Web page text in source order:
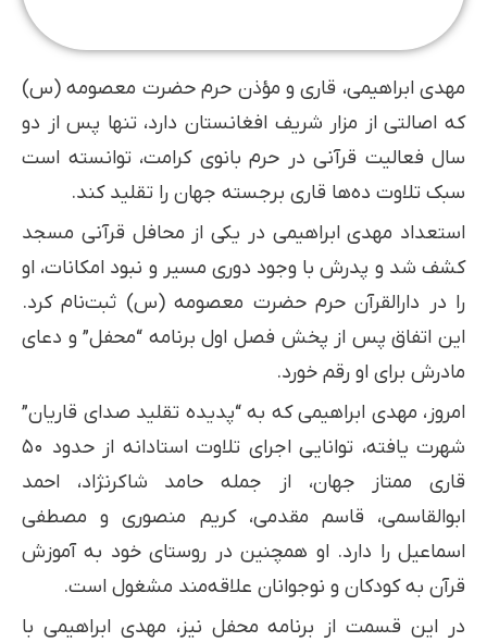
مهدی ابراهیمی، قاری و مؤذن حرم حضرت معصومه (س)
که اصالتی از مزار شریف افغانستان دارد، تنها پس از دو
سال فعالیت قرآنی در حرم بانوی کرامت، توانسته است
سبک تلاوت ده‌ها قاری برجسته جهان را تقلید کند.
استعداد مهدی ابراهیمی در یکی از محافل قرآنی مسجد
کشف شد و پدرش با وجود دوری مسیر و نبود امکانات، او
را در دارالقرآن حرم حضرت معصومه (س) ثبت‌نام کرد.
این اتفاق پس از پخش فصل اول برنامه “محفل” و دعای
مادرش برای او رقم خورد.
امروز، مهدی ابراهیمی که به “پدیده تقلید صدای قاریان”
شهرت یافته، توانایی اجرای تلاوت استادانه از حدود ۵۰
قاری ممتاز جهان، از جمله حامد شاکرنژاد، احمد
ابوالقاسمی، قاسم مقدمی، کریم منصوری و مصطفی
اسماعیل را دارد. او همچنین در روستای خود به آموزش
قرآن به کودکان و نوجوانان علاقه‌مند مشغول است.
در این قسمت از برنامه محفل نیز، مهدی ابراهیمی با